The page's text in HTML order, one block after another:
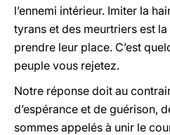
l’ennemi intérieur. Imiter la
tyrans et des meurtriers est
prendre leur place. C’est
peuple vous rejetez.
Notre réponse doit au
d’espérance et de guérison,
sommes appelés à unir le